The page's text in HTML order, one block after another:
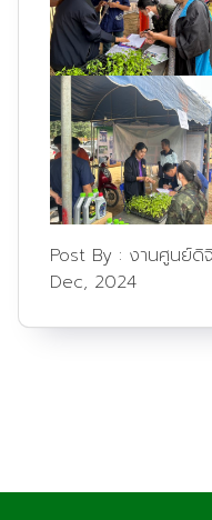
Post By : งานศูนย์ดิ
Dec, 2024